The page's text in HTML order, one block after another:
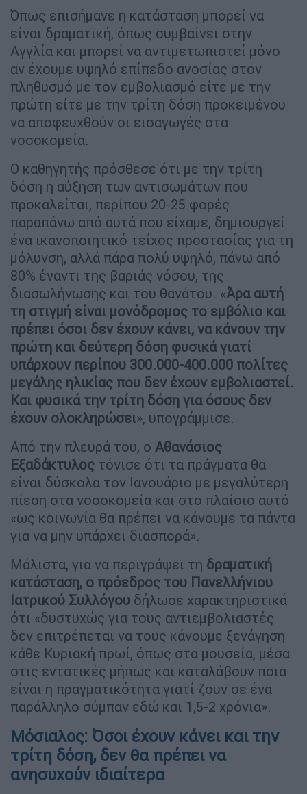
Όπως επισήμανε η κατάσταση μπορεί να
είναι δραματική, όπως συμβαίνει στην
Αγγλία και μπορεί να αντιμετωπιστεί μόνο
αν έχουμε υψηλό επίπεδο ανοσίας στον
πληθυσμό με τον εμβολιασμό είτε με την
πρώτη είτε με την τρίτη δόση προκειμένου
να αποφευχθούν οι εισαγωγές στα
νοσοκομεία.
Ο καθηγητής πρόσθεσε ότι με την τρίτη
δόση η αύξηση των αντισωμάτων που
προκαλείται, περίπου 20-25 φορές
παραπάνω από αυτά που είχαμε, δημιουργεί
ένα ικανοποιητικό τείχος προστασίας για τη
μόλυνση, αλλά πάρα πολύ υψηλό, πάνω από
80% έναντι της βαριάς νόσου, της
διασωλήνωσης και του θανάτου. «Άρα αυτή
τη στιγμή είναι μονόδρομος το εμβόλιο και
πρέπει όσοι δεν έχουν κάνει, να κάνουν την
πρώτη και δεύτερη δόση φυσικά γιατί
υπάρχουν περίπου 300.000-400.000 πολίτες
μεγάλης ηλικίας που δεν έχουν εμβολιαστεί.
Και φυσικά την τρίτη δόση για όσους δεν
έχουν ολοκληρώσει», υπογράμμισε.
Από την πλευρά του, ο Αθανάσιος
Εξαδάκτυλος τόνισε ότι τα πράγματα θα
είναι δύσκολα τον Ιανουάριο με μεγαλύτερη
πίεση στα νοσοκομεία και στο πλαίσιο αυτό
«ως κοινωνία θα πρέπει να κάνουμε τα πάντα
για να μην υπάρχει διασπορά».
Μάλιστα, για να περιγράψει τη δραματική
κατάσταση, ο πρόεδρος του Πανελλήνιου
Ιατρικού Συλλόγου δήλωσε χαρακτηριστικά
ότι «δυστυχώς για τους αντιεμβολιαστές
δεν επιτρέπεται να τους κάνουμε ξενάγηση
κάθε Κυριακή πρωί, όπως στα μουσεία, μέσα
στις εντατικές μήπως και καταλάβουν ποια
είναι η πραγματικότητα γιατί ζουν σε ένα
παράλληλο σύμπαν εδώ και 1,5-2 χρόνια».
Μόσιαλος: Όσοι έχουν κάνει και την
τρίτη δόση, δεν θα πρέπει να
ανησυχούν ιδιαίτερα